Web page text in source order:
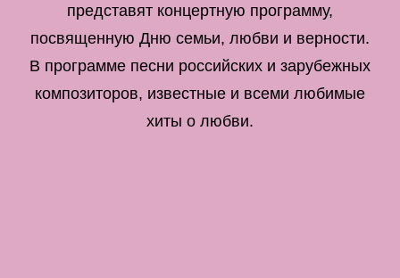
представят концертную программу,
посвященную Дню семьи, любви и верности.
В программе песни российских и зарубежных
композиторов, известные и всеми любимые
хиты о любви.